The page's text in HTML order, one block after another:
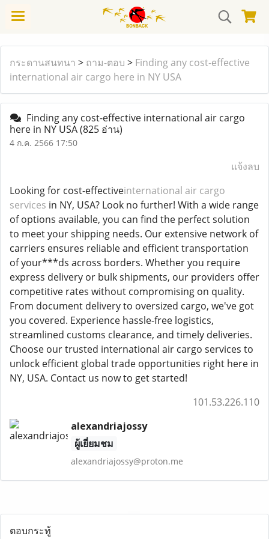
กระดานสนทนา > ถาม-ตอบ > Finding any cost-effective
international air cargo here in NY USA
Finding any cost-effective international air cargo
here in NY USA(825 อ่าน)
4 ก.ค. 2566 17:50
แจ้งลบ
Looking for cost-effectiveinternational air cargo
services in NY, USA? Look no further! With a wide range
of options available, you can find the perfect solution
to meet your shipping needs. Our extensive network of
carriers ensures reliable and efficient transportation
of your***ds across borders. Whether you require
express delivery or bulk shipments, our providers offer
competitive rates without compromising on quality.
From document delivery to oversized cargo, we've got
you covered. Experience hassle-free logistics,
streamlined customs clearance, and timely deliveries.
Choose our trusted international air cargo services to
unlock efficient global trade opportunities right here in
NY, USA. Contact us now to get started!
101.53.226.110
alexandriajossy
ผู้เยี่ยมชม
alexandriajossy@proton.me
ตอบกระทู้